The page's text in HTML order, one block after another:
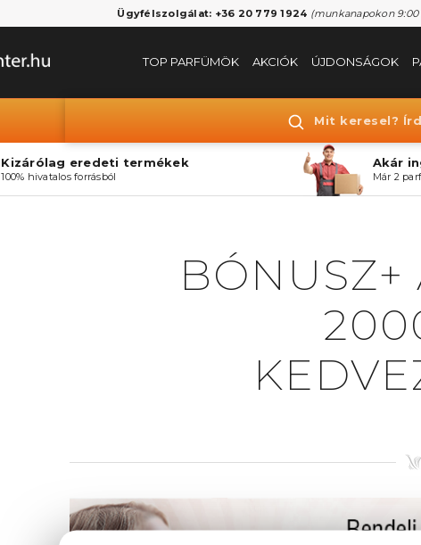
Ügyfélszolgálat: +36 20 779 1924 (munkanapokon 9:00
TOP PARFÜMÖK AKCIÓK ÚJDONSÁGOK
Mit keresel?
Kizárólag eredeti termékek
100% hivatalos forrásból
Akár
Már 2
BÓNUSZ+